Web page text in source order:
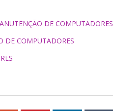
DE COMPUTADORES
DE COMPUTADORES